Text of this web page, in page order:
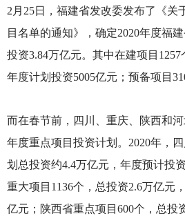
2 月25日，福建省发改委发布了《关
目名单的通知》，确定2020年度福
投资3.84万亿元。其中在建项目1257
年度计划投资5005亿元；预备项目
而在春节前，四川、重庆、陕西和
年度重点项目投资计划。2020年，
划总投资约4.4万亿元，年度预计投
重大项目1136个，总投资2.6万亿元
亿元；陕西省重点项目600个，总投